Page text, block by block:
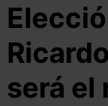
será el